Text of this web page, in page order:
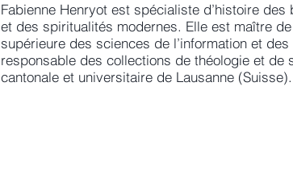
Fabienne Henryot est spécialiste d’histoire
et des spiritualités modernes. Elle est maître
supérieure des sciences de l’information et
responsable des collections de théologie et
cantonale et universitaire de Lausanne (Suisse).